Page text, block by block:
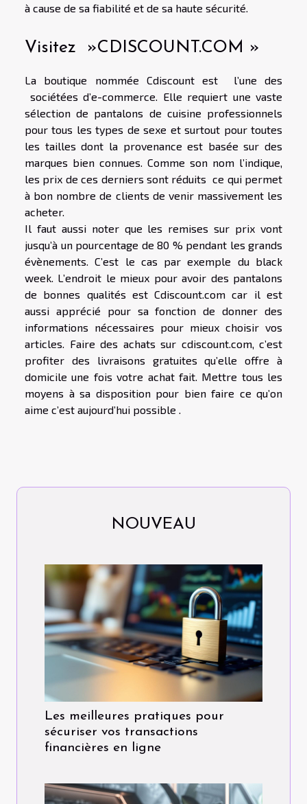
à cause de sa fiabilité et de sa haute sécurité.
Visitez »CDISCOUNT.COM »
La boutique nommée Cdiscount est l’une des
sociétées d’e-commerce. Elle requiert une vaste
sélection de pantalons de cuisine professionnels
pour tous les types de sexe et surtout pour toutes
les tailles dont la provenance est basée sur des
marques bien connues. Comme son nom l’indique,
les prix de ces derniers sont réduits ce qui permet
à bon nombre de clients de venir massivement les
acheter.
Il faut aussi noter que les remises sur prix vont
jusqu’à un pourcentage de 80 % pendant les grands
évènements. C’est le cas par exemple du black
week. L’endroit le mieux pour avoir des pantalons
de bonnes qualités est Cdiscount.com car il est
aussi apprécié pour sa fonction de donner des
informations nécessaires pour mieux choisir vos
articles. Faire des achats sur cdiscount.com, c’est
profiter des livraisons gratuites qu’elle offre à
domicile une fois votre achat fait. Mettre tous les
moyens à sa disposition pour bien faire ce qu’on
aime c’est aujourd’hui possible .
NOUVEAU
Les meilleures pratiques pour
sécuriser vos transactions
financières en ligne